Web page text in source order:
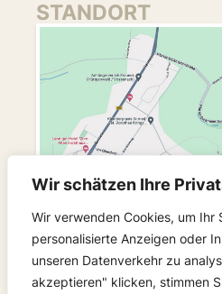
Wir schätzen Ihre
Wir verwenden Cookies, um Ihr
personalisierte Anzeigen oder
unseren Datenverkehr zu
akzeptieren" klicken, stimmen
STANDORT
FOLGEN SIE UNS